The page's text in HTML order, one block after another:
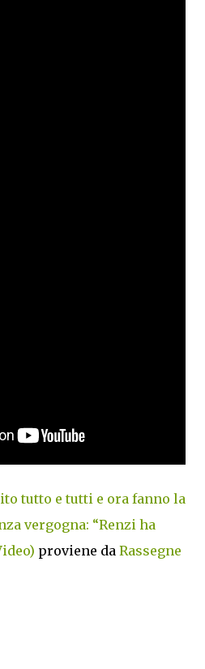
tutto e tutti e ora fanno la
vergogna: “Renzi ha
proviene da Rassegne